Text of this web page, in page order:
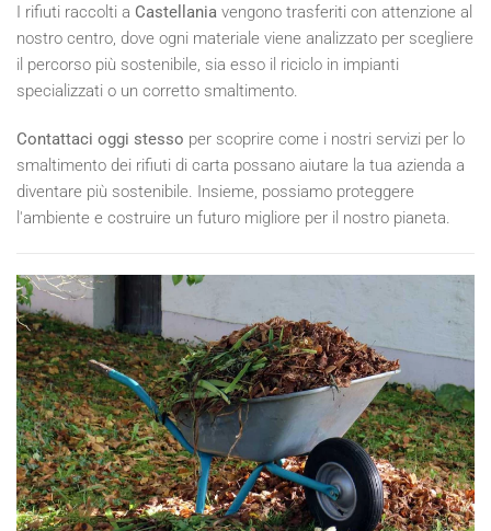
I rifiuti raccolti a Castellania vengono trasferiti con attenzione al
nostro centro, dove ogni materiale viene analizzato per scegliere
il percorso più sostenibile, sia esso il riciclo in impianti
specializzati o un corretto smaltimento.
Contattaci oggi stesso per scoprire come i nostri servizi per lo
smaltimento dei rifiuti di carta possano aiutare la tua azienda a
diventare più sostenibile. Insieme, possiamo proteggere
l'ambiente e costruire un futuro migliore per il nostro pianeta.